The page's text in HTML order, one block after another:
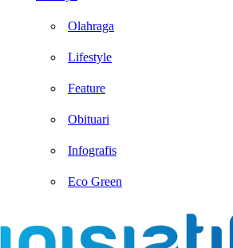
Olahraga
Lifestyle
Feature
Obituari
Infografis
Eco Green